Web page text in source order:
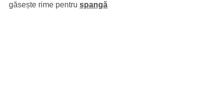
găsește rime pentru spangă